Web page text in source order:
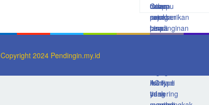
Copyright 2024 Pendingin.my.id